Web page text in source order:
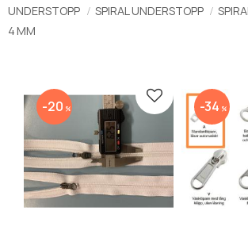
UNDERSTOPP
SPIRAL UNDERSTOPP
4 MM
20 % Lägg till i34 %